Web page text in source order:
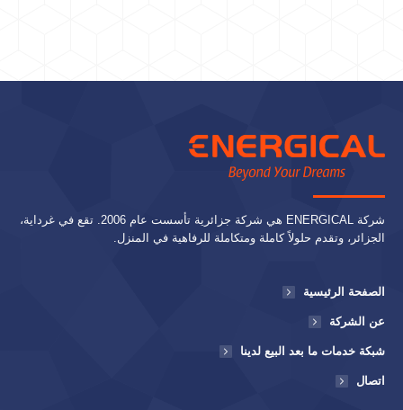
شركة ENERGICAL هي شركة جزائرية تأسست عام 2006. تقع في غرداية،
الجزائر، وتقدم حلولاً كاملة ومتكاملة للرفاهية في المنزل.
الصفحة الرئيسية
عن الشركة
شبكة خدمات ما بعد البيع لدينا
اتصال